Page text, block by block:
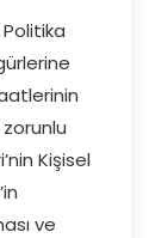
Politika
Kişisel
ve